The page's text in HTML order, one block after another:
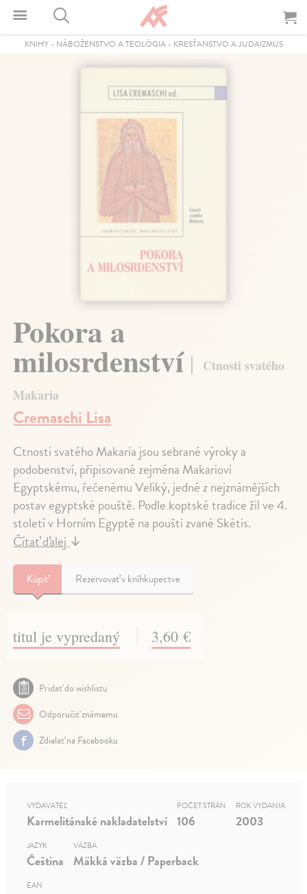
KNIHY- NÁBOŽENSTVO A TEOLÓGIA- KRESŤANSTVO A JUDAIZMUS
Pokora a
milosrdenství
Ctnosti svatého
Makaria
Cremaschi Lisa
Ctnosti svatého Makaria jsou sebrané výroky a
podobenství, připisované zejména Makariovi
Egyptskému, řečenému Veliký, jedné z nejznámějších
postav egyptské pouště. Podle koptské tradice žil ve 4.
století v Horním Egyptě na poušti zvané Skétis.
Čítať ďalej↓
Kúpiť Rezervovať v kníhkupectve
titul je vypredaný 3,60 €
Pridať do wishlistu
Odporučiť známemu
Zdielať na Facebooku
VYDAVATEĽ
Karmelitánské nakladatelství
POČET STRÁN
106
ROK VYDANIA
2003
JAZYK
Čeština
VÄZBA
Mäkká väzba / Paperback
EAN